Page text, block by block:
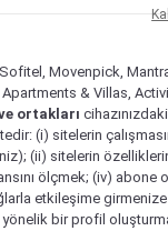
Movenpick,
& Villas,
ortakları
(i) sitelerin
(ii) sitelerin
ölçmek; (iv) abone
etkileşime girmenize
bir profil